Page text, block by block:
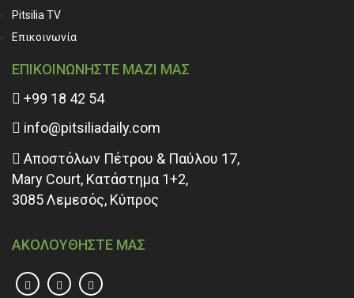
Pitsilia TV
Επικοινωνία
ΕΠΙΚΟΙΝΩΝΗΣΤΕ ΜΑΖΙ ΜΑΣ
+99 18 42 54
info@pitsiliadaily.com
Αποστόλων Πέτρου & Παύλου 17,
Mary Court, Κατάστημα 1+2,
3085 Λεμεσός, Κύπρος
ΑΚΟΛΟΥΘΗΣΤΕ ΜΑΣ